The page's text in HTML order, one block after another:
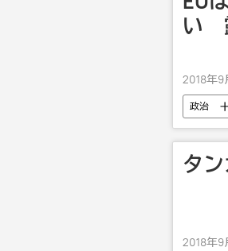
い
2018年9
政治
タ
2018年9